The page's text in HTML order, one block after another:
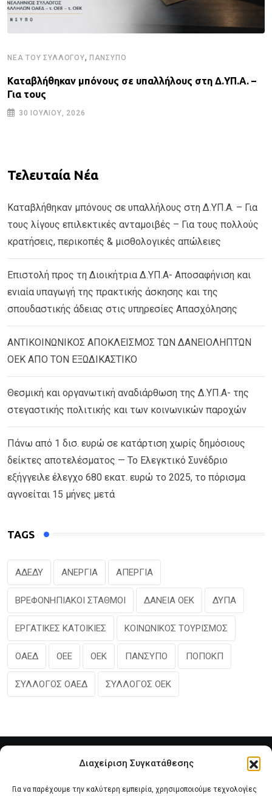
Διαχείριση Συγκατάθεσης
Για να παρέχουμε την καλύτερη εμπειρία, χρησιμοποιούμε τεχνολογίες
ΝΈΑ ΤΟΥ ΣΥΛΛΌΓΟΥ, ΠΑΝΣΥΠΟ
Καταβλήθηκαν μπόνους σε υπαλλήλους στη Δ.ΥΠ.Α. –
Για τους
30 ΙΟΥΛΊΟΥ, 2026
Τελευταία Νέα
Καταβλήθηκαν μπόνους σε υπαλλήλους στη Δ.ΥΠ.Α. – Για
τους λίγους επιλεκτικές ανταμοιβές – Για τους πολλούς
κρατήσεις, περικοπές & μισθολογικές απώλειες
Επιστολή προς τη Διοικήτρια Δ.ΥΠ.Α- Αποσαφήνιση και
ενιαία υπαγωγή της πρακτικής άσκησης και της
σπουδαστικής άδειας στις υπηρεσίες Απασχόλησης
ΑΝΤΙΚΟΙΝΩΝΙΚΟΣ ΑΠΟΚΛΕΙΣΜΟΣ ΤΩΝ ΔΑΝΕΙΟΛΗΠΤΩΝ
ΟΕΚ ΑΠΟ ΤΟΝ ΕΞΩΔΙΚΑΣΤΙΚΟ
Θεσμική και οργανωτική αναδιάρθωση της Δ.ΥΠ.Α- της
στεγαστικής πολιτικής και των κοινωνικών παροχών
Πάνω από 1 δισ. ευρώ σε κατάρτιση χωρίς δημόσιους
δείκτες αποτελέσματος — Το Ελεγκτικό Συνέδριο
εξήγγειλε έλεγχο 680 εκατ. ευρώ το 2025, το πόρισμα
αγνοείται 15 μήνες μετά
TAGS
ΑΔΕΔΥ ΑΝΕΡΓΙΑ ΑΠΕΡΓΙΑ
ΒΡΕΦΟΝΗΠΙΑΚΟΙ ΣΤΑΘΜΟΙ ΔΑΝΕΙΑ ΟΕΚ ΔΥΠΑ
ΕΡΓΑΤΙΚΕΣ ΚΑΤΟΙΚΙΕΣ ΚΟΙΝΩΝΙΚΟΣ ΤΟΥΡΙΣΜΟΣ
ΟΑΕΔ ΟΕΕ ΟΕΚ ΠΑΝΣΥΠΟ ΠΟΠΟΚΠ
ΣΥΛΛΟΓΟΣ ΟΑΕΔ ΣΥΛΛΟΓΟΣ ΟΕΚ